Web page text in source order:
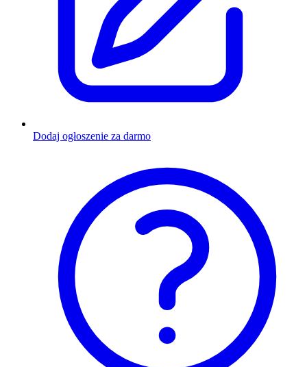
Dodaj ogłoszenie za darmo